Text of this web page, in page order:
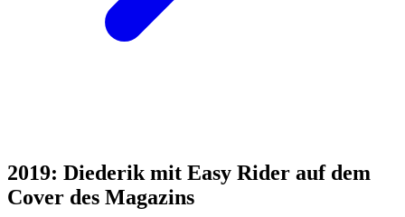
2019: Diederik mit Easy Rider auf dem
Cover des Magazins